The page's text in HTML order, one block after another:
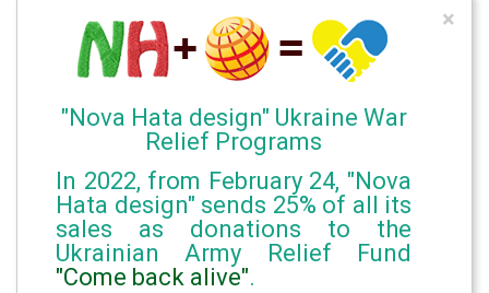
"Nova Hata design" Ukraine War
Relief Programs
In 2022, from February 24, "Nova
Hata design" sends 25% of all its
sales as donations to the
Ukrainian Army Relief Fund
"Come back alive".
×